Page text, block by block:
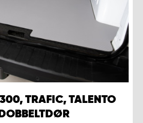
TRAFIC, TALENTO